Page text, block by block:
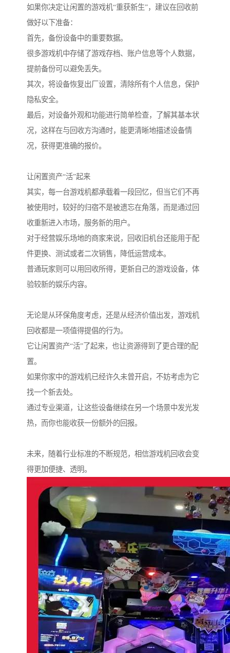
如果你决定让闲置的游戏机“重获新生”，建议在回收前
做好以下准备：
首先，备份设备中的重要数据。
很多游戏机中存储了游戏存档、账户信息等个人数据，
提前备份可以避免丢失。
其次，将设备恢复出厂设置，清除所有个人信息，保护
隐私安全。
最后，对设备外观和功能进行简单检查，了解其基本状
况，这样在与回收方沟通时，能更清晰地描述设备情
况，获得更准确的报价。
让闲置资产“活”起来
其实，每一台游戏机都承载着一段回忆，但当它们不再
被使用时，较好的归宿不是被遗忘在角落，而是通过回
收重新进入市场，服务新的用户。
对于经营娱乐场地的商家来说，回收旧机台还能用于配
件更换、测试或者二次销售，降低运营成本。
普通玩家则可以用回收所得，更新自己的游戏设备，体
验较新的娱乐内容。
无论是从环保角度考虑，还是从经济价值出发，游戏机
回收都是一项值得提倡的行为。
它让闲置资产“活”了起来，也让资源得到了更合理的配
置。
如果你家中的游戏机已经许久未曾开启，不妨考虑为它
找一个新去处。
通过专业渠道，让这些设备继续在另一个场景中发光发
热，而你也能收获一份额外的回报。
未来，随着行业标准的不断规范，相信游戏机回收会变
得更加便捷、透明。